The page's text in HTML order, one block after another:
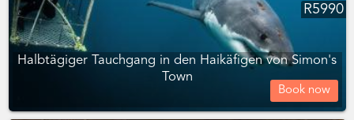
R5990
Halbtägiger Tauchgang in den Haikäfigen von Simon's
Town
Book now